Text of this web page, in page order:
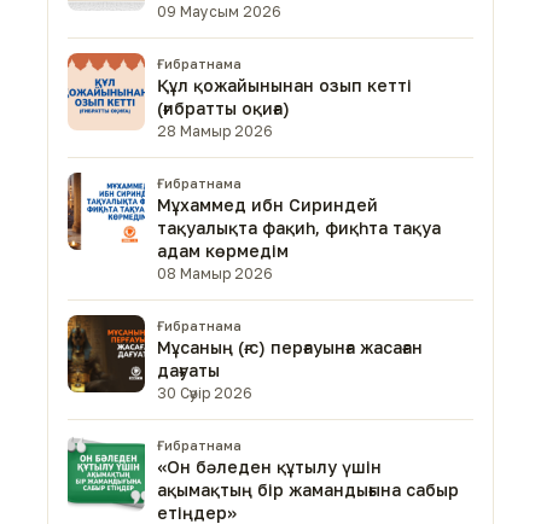
09 Маусым 2026
Ғибратнама
Құл қожайынынан озып кетті
(ғибратты оқиға)
28 Мамыр 2026
Ғибратнама
Мұхаммед ибн Сириндей
тақуалықта фақиһ, фиқһта тақуа
адам көрмедім
08 Мамыр 2026
Ғибратнама
Мұсаның (ғ.с) перғауынға жасаған
дағуаты
30 Сәуір 2026
Ғибратнама
«Он бәледен құтылу үшін
ақымақтың бір жамандығына сабыр
етіңдер»